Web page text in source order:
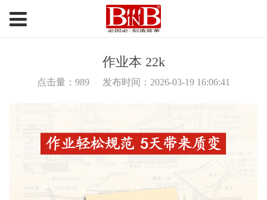
作业本 22k
点击量： 989 发布时间：2026-03-19 16:06:41